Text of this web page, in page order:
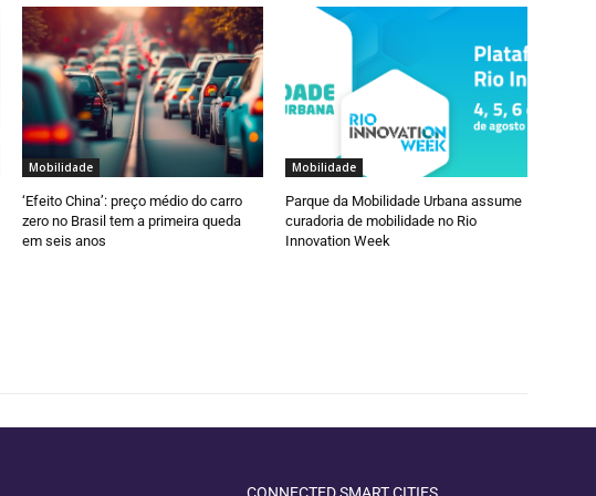
Mobilidade
‘Efeito China’: preço médio do carro
zero no Brasil tem a primeira queda
em seis anos
Mobilidade
Parque da Mobilidade Urbana assume
curadoria de mobilidade no Rio
Innovation Week
CONNECTED SMART CITIES